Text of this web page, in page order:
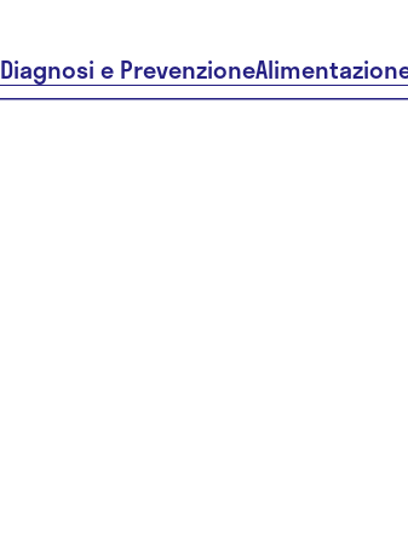
Diagnosi e Prevenzione